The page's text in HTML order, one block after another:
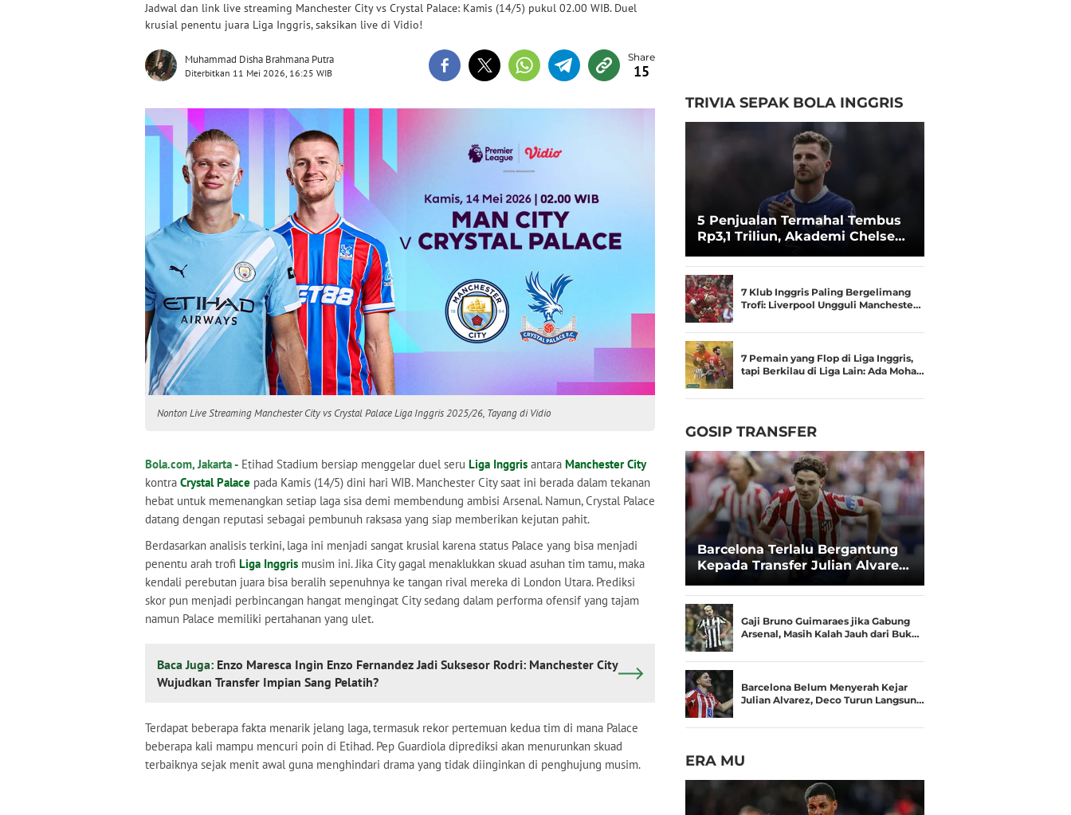
Jadwal dan link live streaming Manchester City vs Crystal Palace: Kamis (14/5) pukul 02.00 WIB. Duel
krusial penentu juara Liga Inggris, saksikan live di Vidio!
Muhammad Disha Brahmana Putra
Diterbitkan 11 Mei 2026, 16:25 WIB 15
Nonton Live Streaming Manchester City vs Crystal Palace Liga Inggris 2025/26, Tayang di Vidio
Bola.com, Jakarta - Etihad Stadium bersiap menggelar duel seru Liga Inggris antara Manchester City
kontra Crystal Palace pada Kamis (14/5) dini hari WIB. Manchester City saat ini berada dalam tekanan
hebat untuk memenangkan setiap laga sisa demi membendung ambisi Arsenal. Namun, Crystal Palace
datang dengan reputasi sebagai pembunuh raksasa yang siap memberikan kejutan pahit.
Berdasarkan analisis terkini, laga ini menjadi sangat krusial karena status Palace yang bisa menjadi
penentu arah trofi Liga Inggris musim ini. Jika City gagal menaklukkan skuad asuhan tim tamu, maka
kendali perebutan juara bisa beralih sepenuhnya ke tangan rival mereka di London Utara. Prediksi
skor pun menjadi perbincangan hangat mengingat City sedang dalam performa ofensif yang tajam
namun Palace memiliki pertahanan yang ulet.
Baca Juga: Enzo Maresca Ingin Enzo Fernandez Jadi Suksesor Rodri: Manchester City
Wujudkan Transfer Impian Sang Pelatih?
Terdapat beberapa fakta menarik jelang laga, termasuk rekor pertemuan kedua tim di mana Palace
beberapa kali mampu mencuri poin di Etihad. Pep Guardiola diprediksi akan menurunkan skuad
terbaiknya sejak menit awal guna menghindari drama yang tidak diinginkan di penghujung musim.
TRIVIA SEPAK BOLA INGGRIS
5 Penjualan Termahal Tembus
Rp3,1 Triliun, Akademi Chelsea
7 Klub Inggris Paling Bergelimang
Trofi: Liverpool Ungguli Mancheste…
7 Pemain yang Flop di Liga Inggris,
tapi Berkilau di Liga Lain: Ada Moha…
GOSIP TRANSFER
Barcelona Terlalu Bergantung
Kepada Transfer Julian Alvarez:
Gaji Bruno Guimaraes jika Gabung
Arsenal, Masih Kalah Jauh dari Buk…
Barcelona Belum Menyerah Kejar
Julian Alvarez, Deco Turun Langsun…
ERA MU